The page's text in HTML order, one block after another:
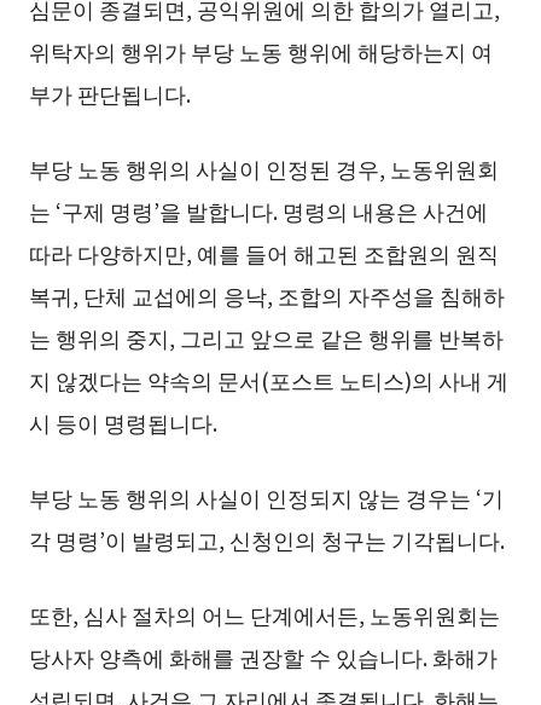
심문이 종결되면, 공익위원에 의한 합의가 열리고,
위탁자의 행위가 부당 노동 행위에 해당하는지 여
부가 판단됩니다.
부당 노동 행위의 사실이 인정된 경우, 노동위원회
는 ‘구제 명령’을 발합니다. 명령의 내용은 사건에
따라 다양하지만, 예를 들어 해고된 조합원의 원직
복귀, 단체 교섭에의 응낙, 조합의 자주성을 침해하
는 행위의 중지, 그리고 앞으로 같은 행위를 반복하
지 않겠다는 약속의 문서(포스트 노티스)의 사내 게
시 등이 명령됩니다.
부당 노동 행위의 사실이 인정되지 않는 경우는 ‘기
각 명령’이 발령되고, 신청인의 청구는 기각됩니다.
또한, 심사 절차의 어느 단계에서든, 노동위원회는
당사자 양측에 화해를 권장할 수 있습니다. 화해가
성립되면, 사건은 그 자리에서 종결됩니다. 화해는